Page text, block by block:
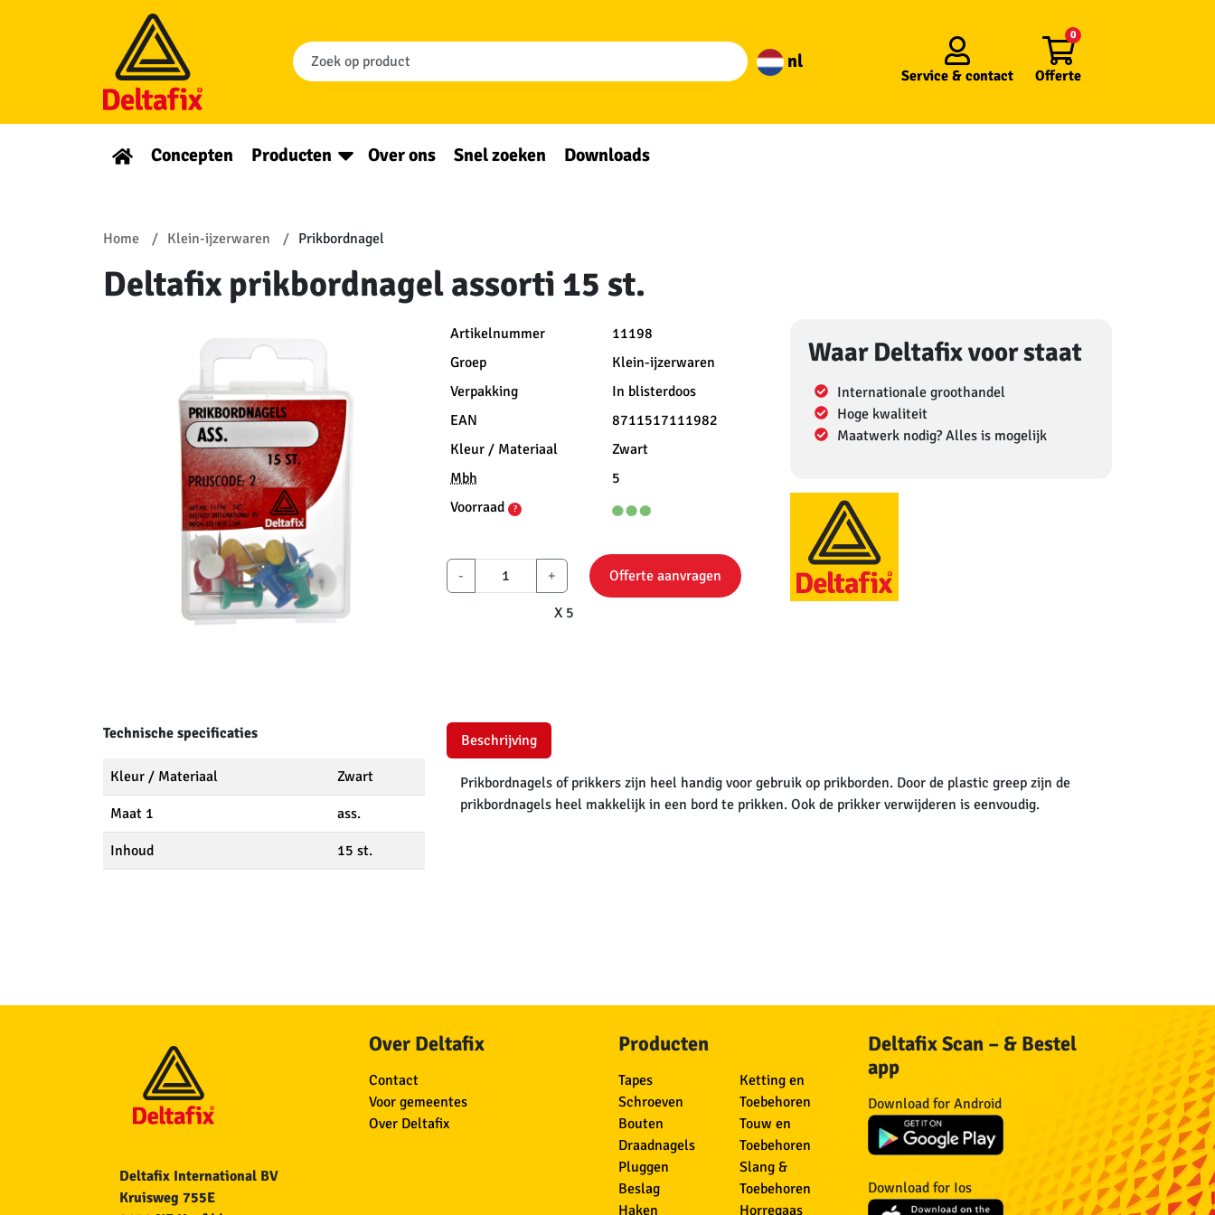
nl
Service & contact Offerte
0
Concepten Producten Over ons Snel zoeken Downloads
Home Klein-ijzerwaren Prikbordnagel
Deltafix prikbordnagel assorti 15 st.
Artikelnummer
11198
Groep
Klein-ijzerwaren
Verpakking
In blisterdoos
EAN
8711517111982
Kleur / Materiaal
Zwart
Mbh
5
Voorraad
?
- +
X 5
Offerte aanvragen
Waar Deltafix voor staat
Internationale groothandel
Hoge kwaliteit
Maatwerk nodig? Alles is mogelijk
Technische specificaties
Kleur / Materiaal Zwart
Maat 1 ass.
Inhoud 15 st.
Beschrijving
Prikbordnagels of prikkers zijn heel handig voor gebruik op prikborden. Door de plastic greep zijn de
prikbordnagels heel makkelijk in een bord te prikken. Ook de prikker verwijderen is eenvoudig.
Deltafix International BV
Kruisweg 755E
Over Deltafix
Contact
Voor gemeentes
Over Deltafix
Producten
Tapes
Schroeven
Bouten
Draadnagels
Pluggen
Beslag
Haken
Ketting en
Toebehoren
Touw en
Toebehoren
Slang &
Toebehoren
Horregaas
Deltafix Scan – & Bestel
app
Download for Android
Download for Ios